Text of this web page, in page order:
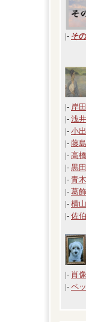
|- そ
|- 岸
|- 浅
|- 小
|- 藤
|- 高
|- 黒
|- 青
|- 葛
|- 横
|- 佐
|- 肖
|- ペ